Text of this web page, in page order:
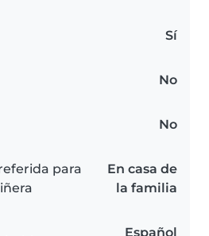
Sí
No
No
para
En casa de
la familia
Español